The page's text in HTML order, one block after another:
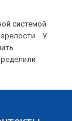
системой
У